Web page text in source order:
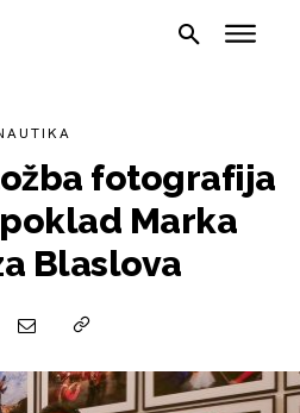
fotografija
Marka
Blaslova